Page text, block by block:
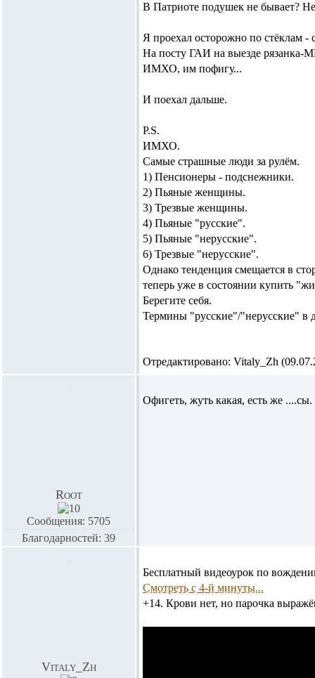
В Патриоте подушек не бывает?
Я проехал осторожно по стёклам
На посту ГАИ на выезде рязанка-
ИМХО, им пофигу...
И поехал дальше.
P.S.
ИМХО.
Самые страшные люди за рулём.
1) Пенсионеры - подснежники.
2) Пьяные женщины.
3) Трезвые женщины.
4) Пьяные "русские".
5) Пьяные "нерусские".
6) Трезвые "нерусские".
Однако тенденция смещается в
теперь уже в состоянии купить
Берегите себя.
Термины "русские"/"нерусские" в
Отредактировано: Vitaly_Zh
Root
Сообщения: 5705
Благодарностей: 39
Офигеть, жуть какая, есть же ....сы.
Vitaly_Zh
Бесплатный видеоурок по
Смотреть с 4-й минуты...
+14. Крови нет, но парочка